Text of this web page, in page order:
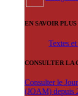
EN SAVOIR PLUS
Textes
CONSULTER LA
Consulter le
(JOAM) depuis